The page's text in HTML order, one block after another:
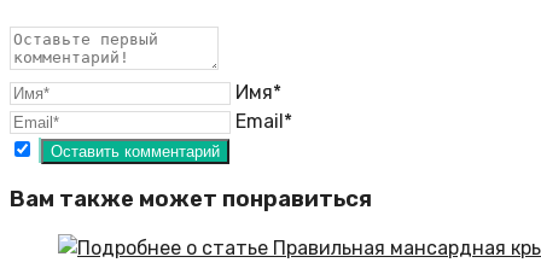
Имя*
Email*
Вам также может понравиться